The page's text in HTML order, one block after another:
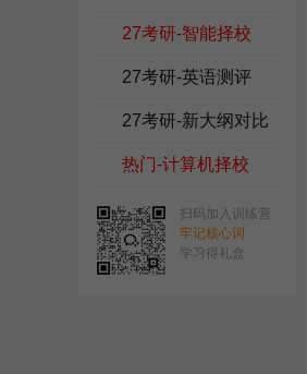
27考研-智能择校
27考研-英语测评
27考研-新大纲对比
热门-计算机择校
扫码加入训练营
牢记核心词
学习得礼盒